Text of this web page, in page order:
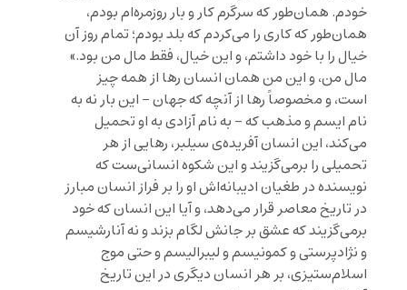
خودم. همان‌طور که سرگرم کار و بار روزمره‌ام بودم،
همان‌طور که کاری را می‌کردم که بلد بودم؛ تمام روز آن
خیال را با خود داشتم، و این خیال، فقط مال من بود.»
مال من، و این من همان انسان رها از همه چیز
است، و مخصوصاً رها از آنچه که جهان – این بار نه به
نام ایسم و مذهب که – به نام آزادی به او تحمیل
می‌کند، این انسان آفریده‌ی سیلبر، رهایی از هر
تحمیلی را برمی‌گزیند و این شکوه انسانی‌ست که
نویسنده در طغیان ادیبانه‌اش او را بر فراز انسان مبارز
در تاریخ معاصر قرار می‌دهد، و آیا این انسان که خود
برمی‌گزیند که عشق بر جانش لگام بزند و نه آنارشیسم
و نژادپرستی و کمونیسم و لیبرالیسم و حتی موج
اسلام‌ستیزی، بر هر انسان دیگری در این تاریخ